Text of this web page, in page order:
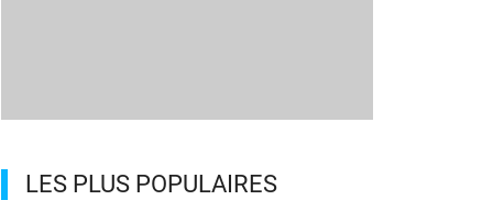
LES PLUS POPULAIRES